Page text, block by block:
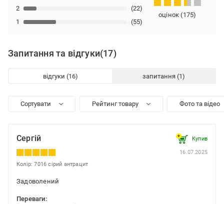
1 (55)
2 (22)
оцінок(175)
Запитання та відгуки(17)
відгуки запитання
Сортувати Рейтинг товару Фото та відео
Сергій Купив
16.07.2025
Колір: 7016 сірий антрацит
Задоволений
Переваги: